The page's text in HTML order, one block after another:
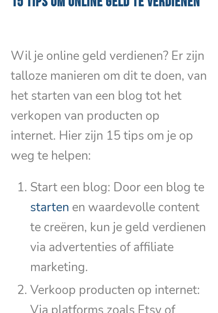
Wil je online geld verdienen? Er zijn
talloze manieren om dit te doen, van
het starten van een blog tot het
verkopen van producten op
internet. Hier zijn 15 tips om je op
weg te helpen:
Start een blog: Door een blog te
starten en waardevolle content
te creëren, kun je geld verdienen
via advertenties of affiliate
marketing.
Verkoop producten op internet: